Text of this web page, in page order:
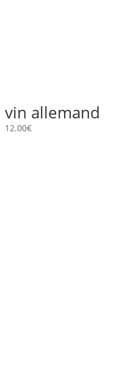
vin allemand
12.00€